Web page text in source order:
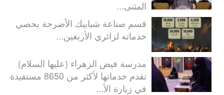
المثنى...
قسم صناعة شبابيك الأضرحة يحصي
خدماته لزائري الأربعين...
مدرسة فيض الزهراء (عليها السلام)
تقدم خدماتها لأكثر من 8650 مستفيدة
في زيارة الأ...